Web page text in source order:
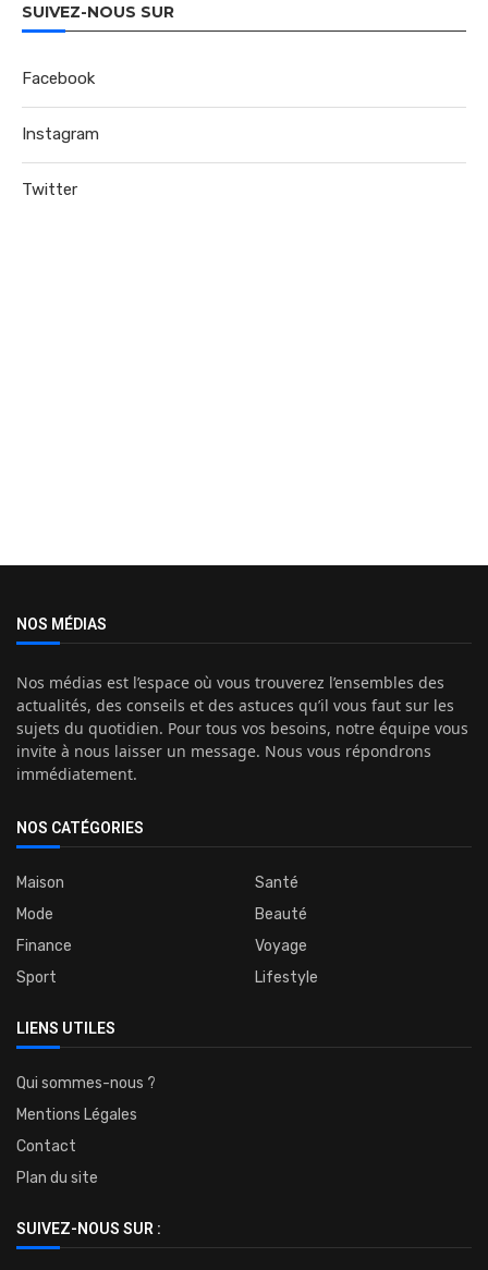
SUIVEZ-NOUS SUR
Facebook
Instagram
Twitter
NOS MÉDIAS
Nos médias est l’espace où vous trouverez l’ensembles des
actualités, des conseils et des astuces qu’il vous faut sur les
sujets du quotidien. Pour tous vos besoins, notre équipe vous
invite à nous laisser un message. Nous vous répondrons
immédiatement.
NOS CATÉGORIES
Maison
Santé
Mode
Beauté
Finance
Voyage
Sport
Lifestyle
LIENS UTILES
Qui sommes-nous ?
Mentions Légales
Contact
Plan du site
SUIVEZ-NOUS SUR :